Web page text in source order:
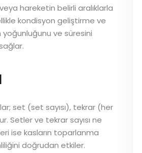
hareketin belirli aralıklarla
kondisyon geliştirme ve
yoğunluğunu ve süresini
set (set sayısı), tekrar (her
Setler ve tekrar sayısı ne
ise kasların toparlanma
doğrudan etkiler.